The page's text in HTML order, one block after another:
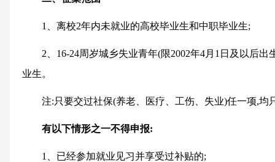
1、离校2年内未就业的高校毕业生和中职毕业生;
2、16-24周岁城乡失业青年(限2002年4月1日及以后
业生。
注:只要交过社保(养老、医疗、工伤、失业)任一项,均
有以下情形之一不得申报:
1、已经参加就业见习并享受过补贴的;